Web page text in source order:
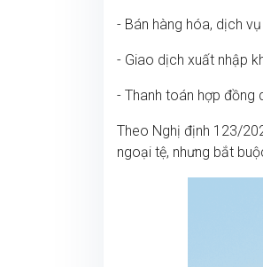
- Bán hàng hóa, dịch
- Giao dịch xuất nhập
- Thanh toán hợp đồng
Theo Nghị định 123/
ngoại tệ, nhưng bắt